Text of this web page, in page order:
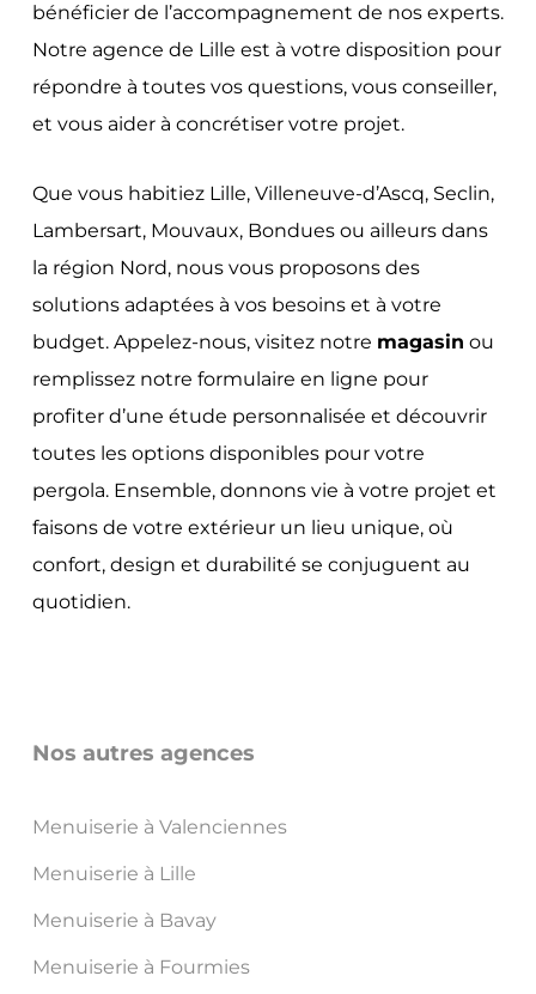
bénéficier de l’accompagnement de nos experts.
Notre agence de Lille est à votre disposition pour
répondre à toutes vos questions, vous conseiller,
et vous aider à concrétiser votre projet.
Que vous habitiez Lille, Villeneuve-d’Ascq, Seclin,
Lambersart, Mouvaux, Bondues ou ailleurs dans
la région Nord, nous vous proposons des
solutions adaptées à vos besoins et à votre
budget. Appelez-nous, visitez notre magasin ou
remplissez notre formulaire en ligne pour
profiter d’une étude personnalisée et découvrir
toutes les options disponibles pour votre
pergola. Ensemble, donnons vie à votre projet et
faisons de votre extérieur un lieu unique, où
confort, design et durabilité se conjuguent au
quotidien.
Nos autres agences
Menuiserie à Valenciennes
Menuiserie à Lille
Menuiserie à Bavay
Menuiserie à Fourmies